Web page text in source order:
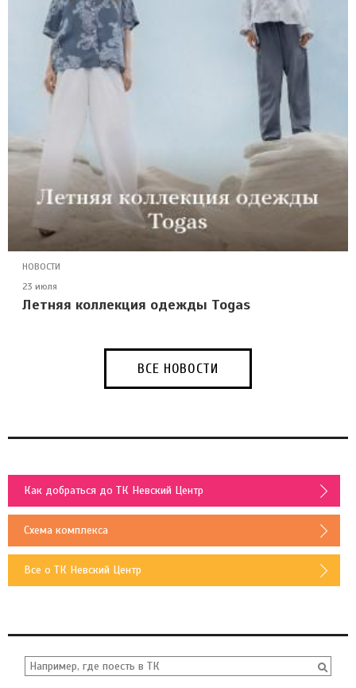
НОВОСТИ
23 июля
Летняя коллекция одежды Togas
ВСЕ НОВОСТИ
Как добраться до ТК Невский Центр
Схема комплекса
Все о ТК Невский Центр